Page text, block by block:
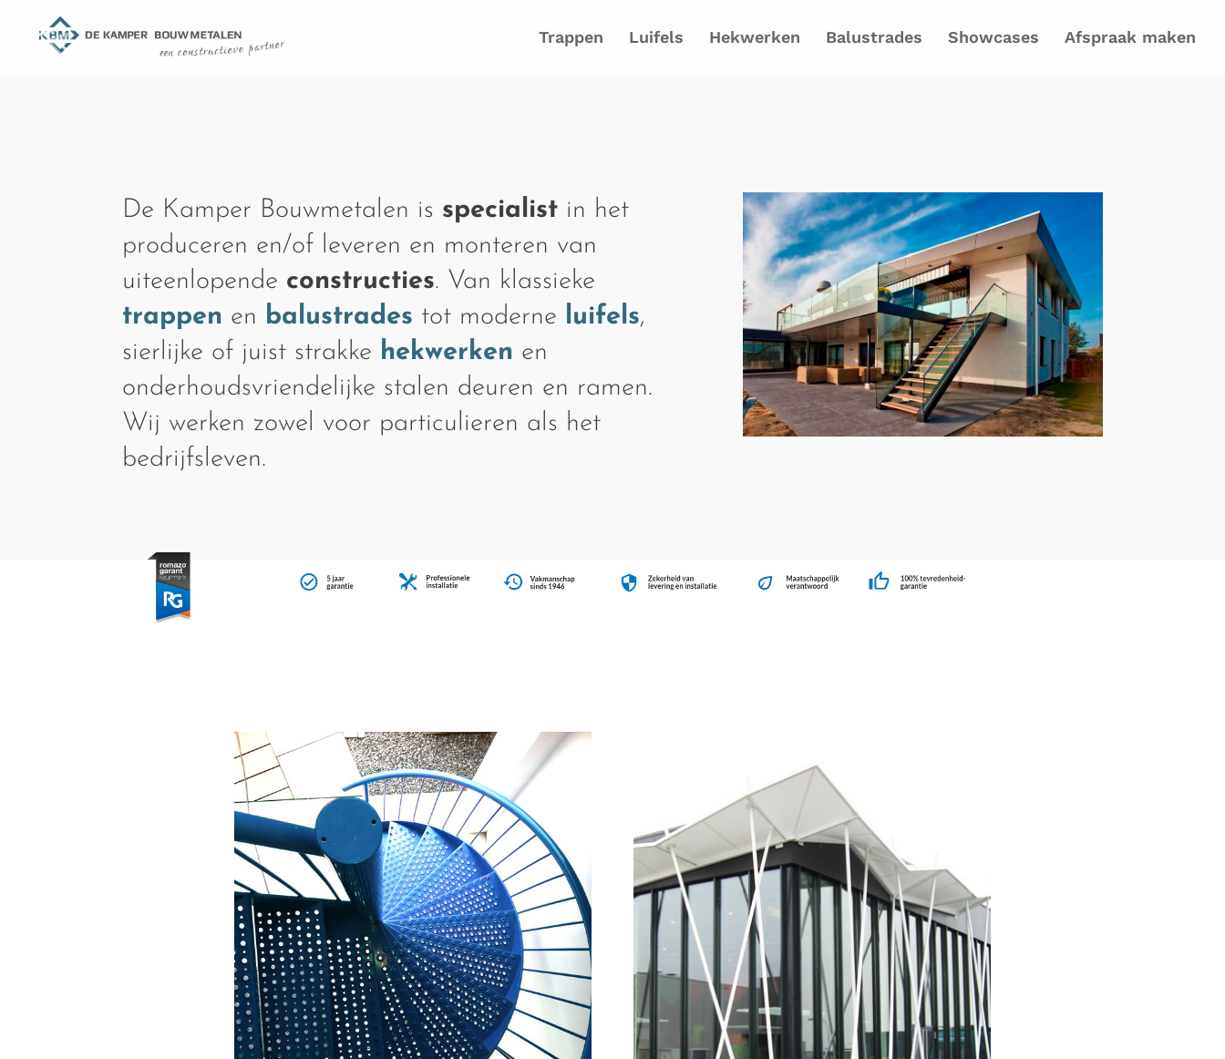
Trappen Luifels Hekwerken Balustrades Showcases Afspraak maken
De Kamper Bouwmetalen is specialist in het
produceren en/of leveren en monteren van
uiteenlopende constructies. Van klassieke
trappen en balustrades tot moderne luifels,
sierlijke of juist strakke hekwerken en
onderhoudsvriendelijke stalen deuren en ramen.
Wij werken zowel voor particulieren als het
bedrijfsleven.